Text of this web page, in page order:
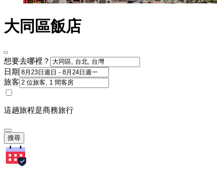
大同區飯店
想要去哪裡？
日期
旅客
這趟旅程是商務旅行
搜尋